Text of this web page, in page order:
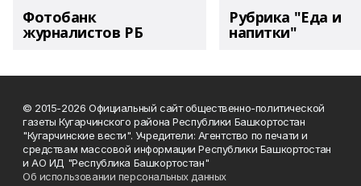
Фотобанк
журналистов РБ
Рубрика "Еда и
напитки"
© 2015-2026 Официальный сайт общественно-политической
газеты Кугарчинского района Республики Башкортостан
"Кугарчинские вести". Учредители: Агентство по печати и
средствам массовой информации Республики Башкортостан
и АО ИД "Республика Башкортостан"
Об использовании персональных данных